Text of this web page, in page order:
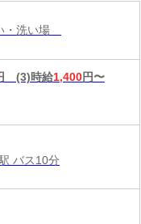
・洗い場
(3)時給1,400円〜
バス10分